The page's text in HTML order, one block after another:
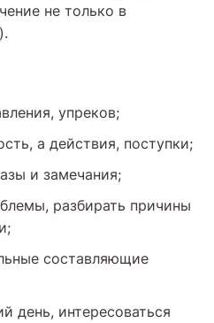
не только в
упреков;
а действия, поступки;
и замечания;
разбирать причины
составляющие
день, интересоваться